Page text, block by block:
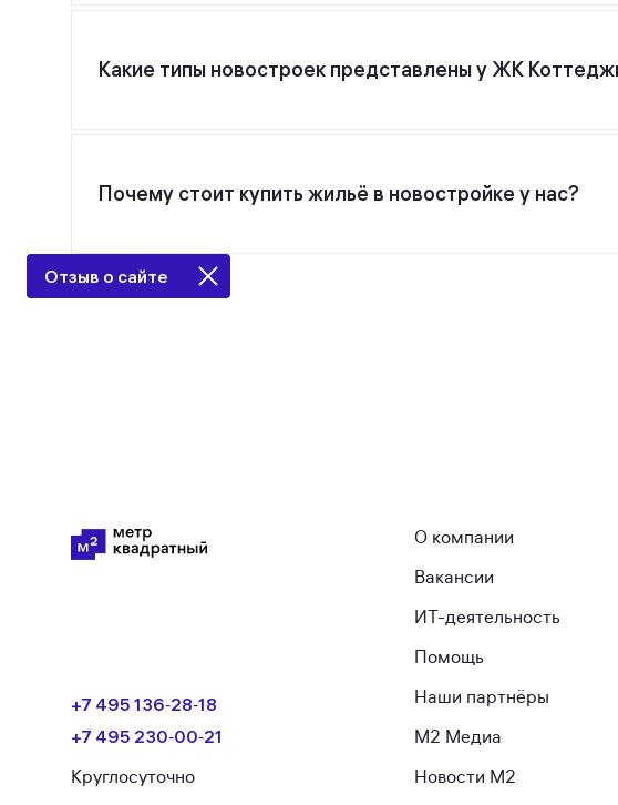
Какие типы новостроек представлены у ЖК
Почему стоит купить жильё в новостройке у нас?
Отзыв о сайте
+7 495 136‑28‑18
+7 495 230‑00‑21
Круглосуточно
О компании
Вакансии
ИТ-деятельность
Помощь
Наши партнёры
М2 Медиа
Новости М2